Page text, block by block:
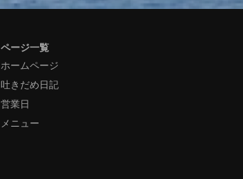
ページ一覧
ホームページ
吐きだめ日記
営業日
メニュー